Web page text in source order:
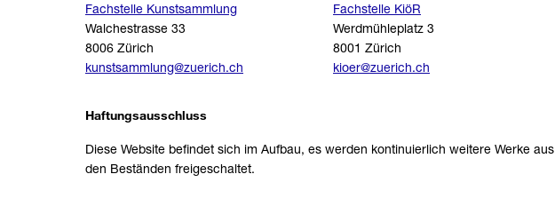
Fachstelle Kunstsammlung
Walchestrasse 33
8006 Zürich
kunstsammlung@zuerich.ch
Fachstelle KiöR
Werdmühleplatz 3
8001 Zürich
kioer@zuerich.ch
Haftungsausschluss
Diese Website befindet sich im Aufbau, es werden kontinuierlich weitere Werke aus
den Beständen freigeschaltet.